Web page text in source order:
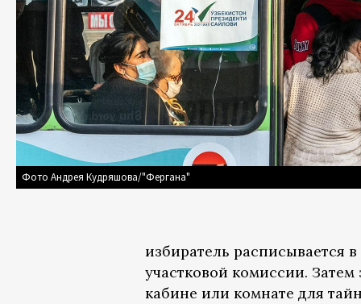
Фото Андрея Кудряшова/"Фергана"
избиратель расписывается
участковой комиссии.
кабине или комнате для